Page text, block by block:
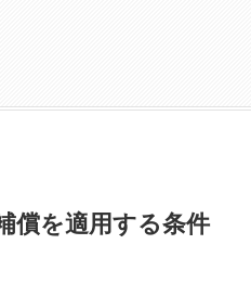
償を適用する条件